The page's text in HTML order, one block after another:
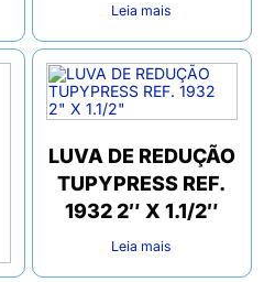
Leia mais
LUVA DE REDUÇÃO
TUPYPRESS REF.
1932 2″ X 1.1/2″
Leia mais